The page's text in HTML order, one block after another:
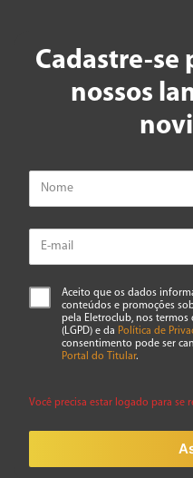
Seu nome
ENVIAR AVALIAÇÃO
Cadastre-se
nossos
Aceito que os dados
conteúdos e promoções
pela Eletroclub, nos termos
(LGPD) e da Política de
consentimento pode ser
Portal do Titular.
Você precisa estar logado para se